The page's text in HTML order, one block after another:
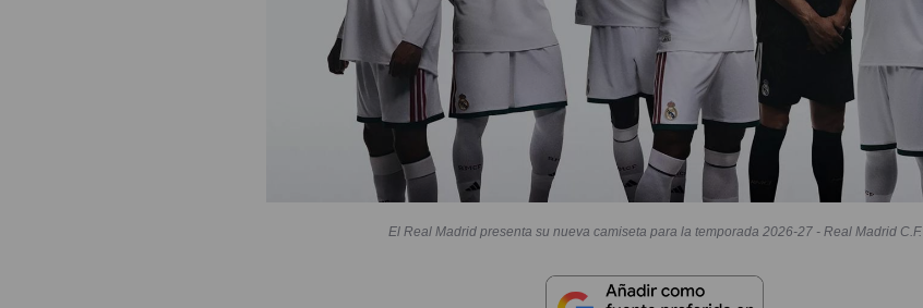
El Real Madrid presenta su nueva camiseta para la temporada 2026-27 - Real Madrid C.F.